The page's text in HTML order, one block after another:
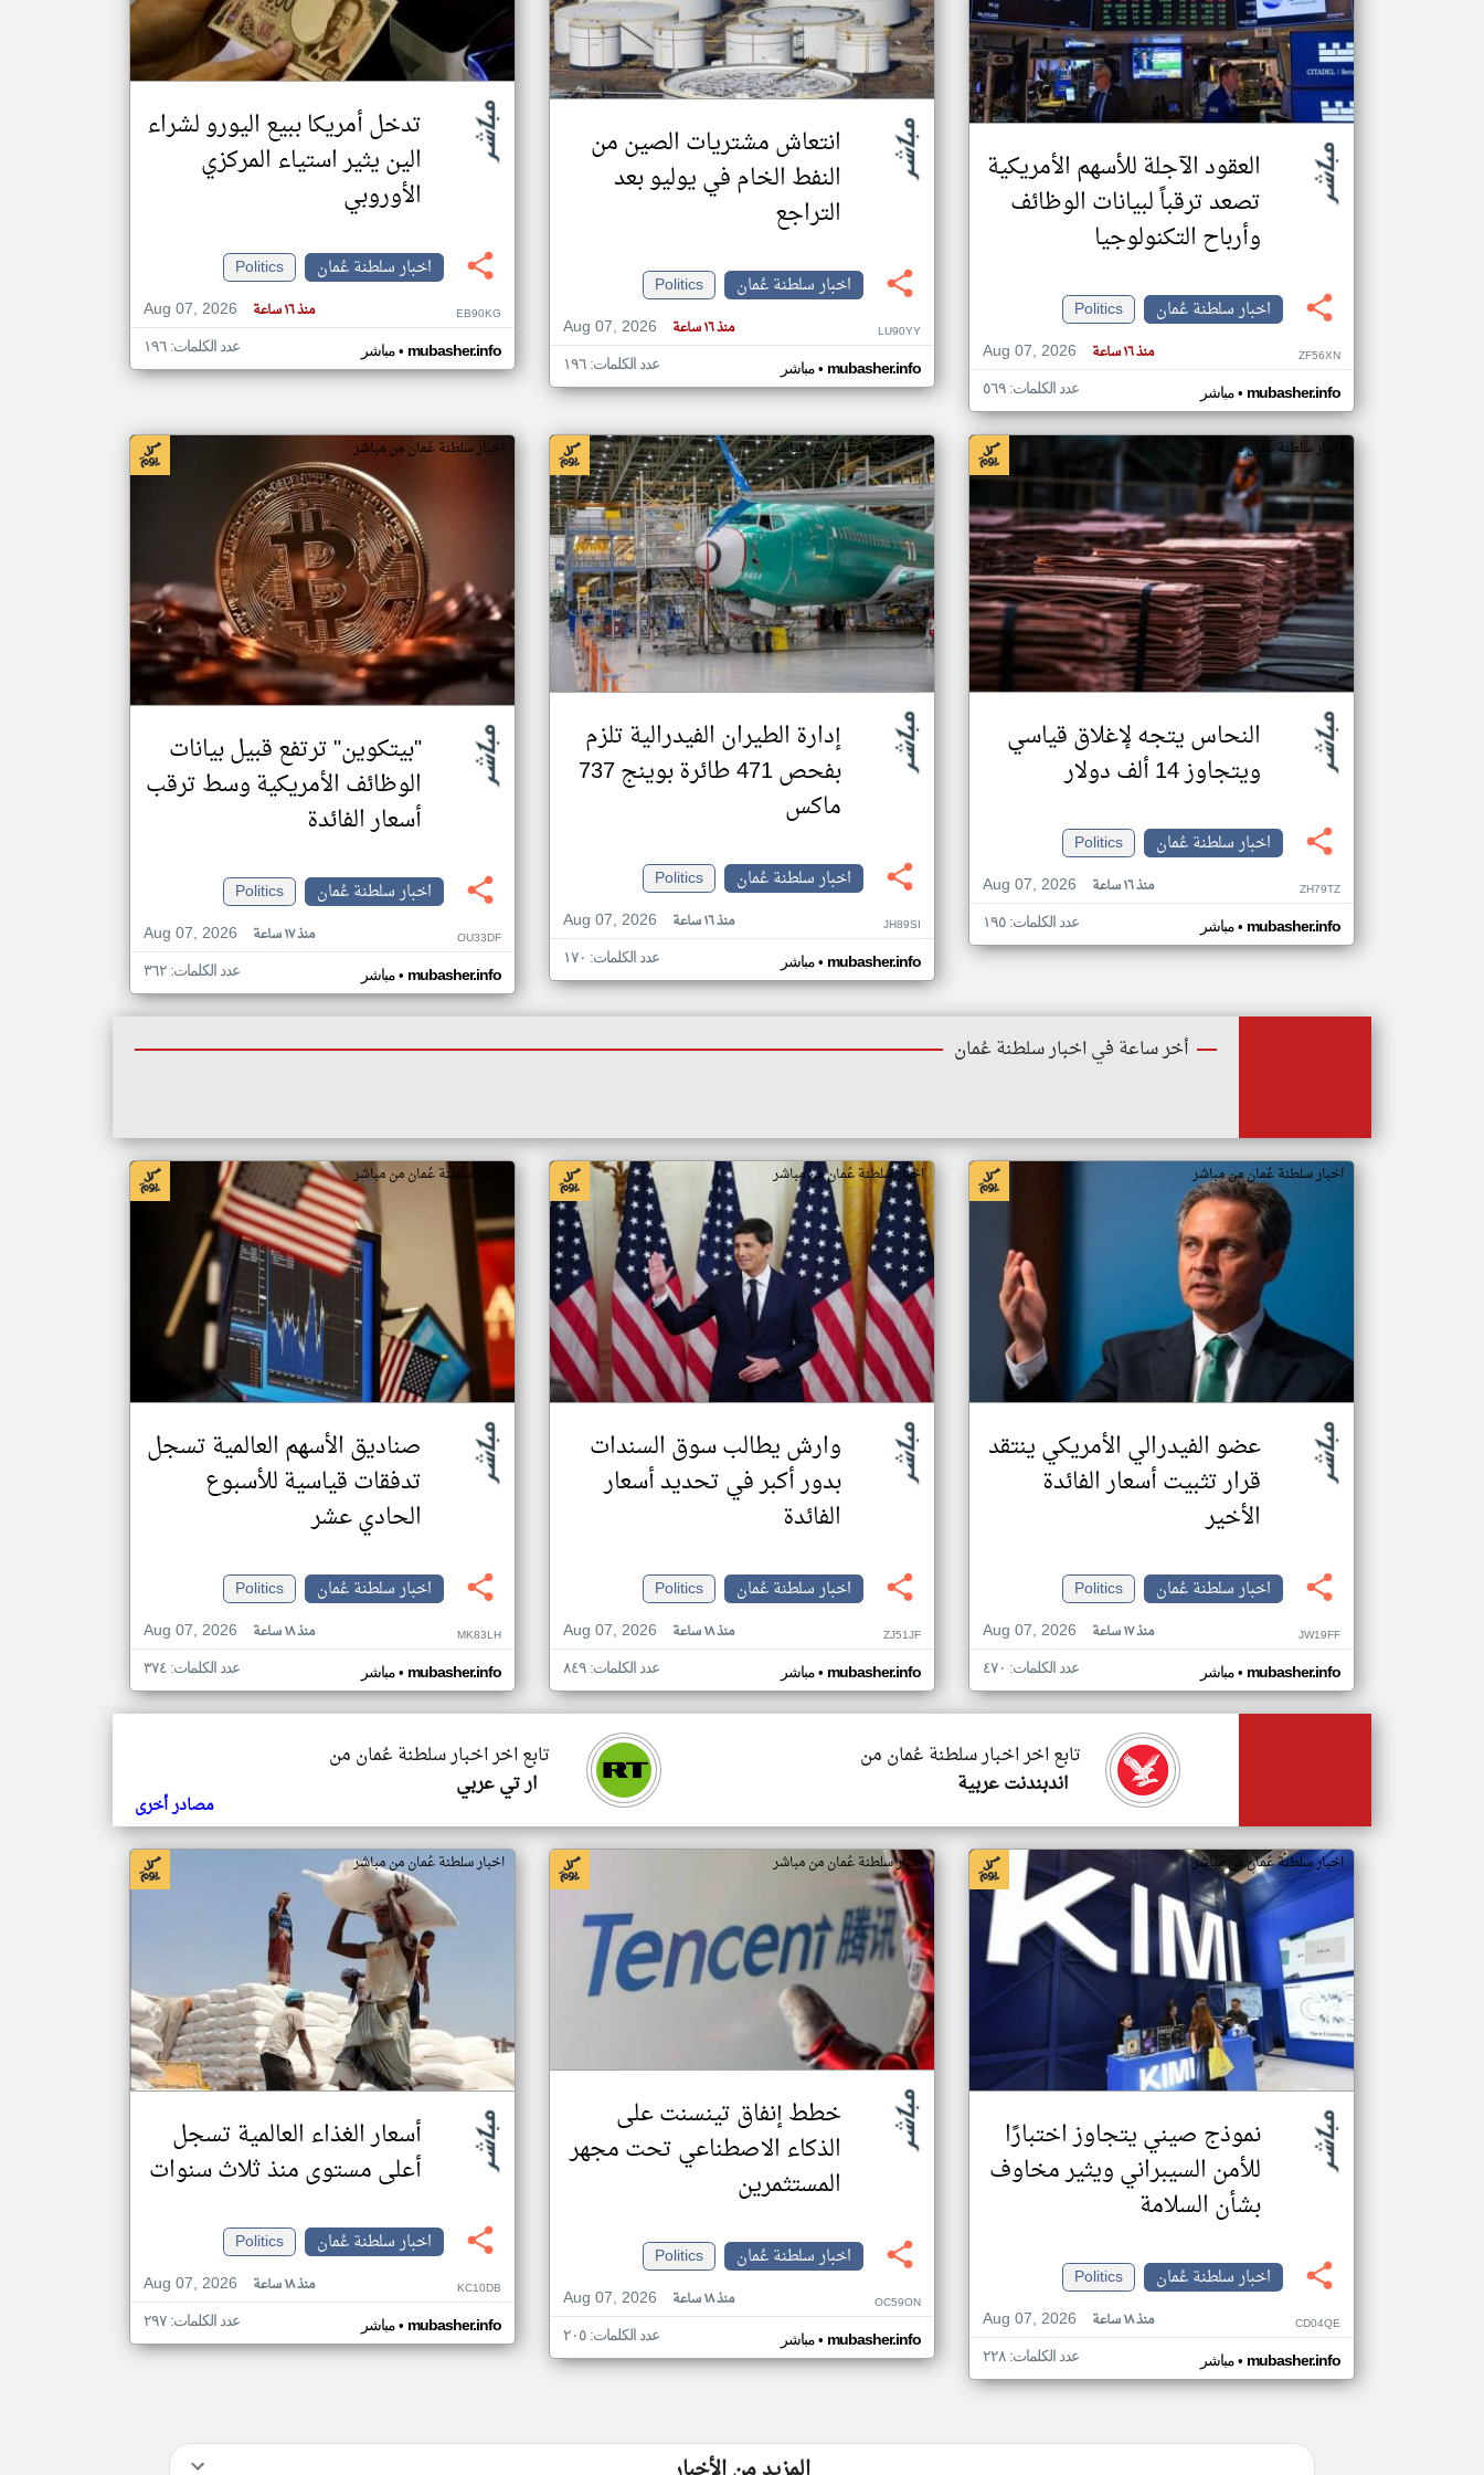
تغيير الدولة
مصادر الأخبار من سلطنة عُمان
اخبار سلطنة عُمان على مدار الساعة
أهم اخبار سلطنة عُمان العاجلة والمباشرة
العقود الآجلة للأسهم الأمريكية
تصعد ترقباً لبيانات الوظائف
وأرباح التكنولوجيا
اخبار سلطنة عُمان
Politics
Aug 07, 2026
منذ ١٦ ساعة ZF56XN
مباشر• mubasher.info عدد الكلمات: ٥٦٩
انتعاش مشتريات الصين من
النفط الخام في يوليو بعد
التراجع
اخبار سلطنة عُمان
Politics
Aug 07, 2026
منذ ١٦ ساعة LU90YY
مباشر• mubasher.info عدد الكلمات: ١٩٦
تدخل أمريكا ببيع اليورو لشراء
الين يثير استياء المركزي
الأوروبي
اخبار سلطنة عُمان
Politics
Aug 07, 2026
منذ ١٦ ساعة EB90KG
مباشر• mubasher.info عدد الكلمات: ١٩٦
اخبار سلطنة عُمان من مباشر
النحاس يتجه لإغلاق قياسي
ويتجاوز 14 ألف دولار
اخبار سلطنة عُمان
Politics
Aug 07, 2026
منذ ١٦ ساعة ZH79TZ
مباشر• mubasher.info عدد الكلمات: ١٩٥
اخبار سلطنة عُمان من مباشر
إدارة الطيران الفيدرالية تلزم
بفحص 471 طائرة بوينج 737
ماكس
اخبار سلطنة عُمان
Politics
Aug 07, 2026
منذ ١٦ ساعة JH89SI
مباشر• mubasher.info عدد الكلمات: ١٧٠
اخبار سلطنة عُمان من مباشر
"بيتكوين" ترتفع قبيل بيانات
الوظائف الأمريكية وسط ترقب
أسعار الفائدة
اخبار سلطنة عُمان
Politics
Aug 07, 2026
منذ ١٧ ساعة OU33DF
مباشر• mubasher.info عدد الكلمات: ٣٦٢
أخر ساعة في اخبار سلطنة عُمان
اخبار سلطنة عُمان من مباشر
عضو الفيدرالي الأمريكي ينتقد
قرار تثبيت أسعار الفائدة
الأخير
اخبار سلطنة عُمان
Politics
Aug 07, 2026
منذ ١٧ ساعة JW19FF
مباشر• mubasher.info عدد الكلمات: ٤٧٠
اخبار سلطنة عُمان من مباشر
وارش يطالب سوق السندات
بدور أكبر في تحديد أسعار
الفائدة
اخبار سلطنة عُمان
Politics
Aug 07, 2026
منذ ١٨ ساعة ZJ51JF
مباشر• mubasher.info عدد الكلمات: ٨٤٩
اخبار سلطنة عُمان من مباشر
صناديق الأسهم العالمية تسجل
تدفقات قياسية للأسبوع
الحادي عشر
اخبار سلطنة عُمان
Politics
Aug 07, 2026
منذ ١٨ ساعة MK83LH
مباشر• mubasher.info عدد الكلمات: ٣٧٤
تابع اخر اخبار سلطنة عُمان من
ار تي عربي
تابع اخر اخبار سلطنة عُمان من
اندبندنت عربية
مصادر أخرى
اخبار سلطنة عُمان من مباشر
نموذج صيني يتجاوز اختبارًا
للأمن السيبراني ويثير مخاوف
بشأن السلامة
اخبار سلطنة عُمان
Politics
Aug 07, 2026
منذ ١٨ ساعة CD04QE
مباشر• mubasher.info عدد الكلمات: ٢٢٨
اخبار سلطنة عُمان من مباشر
خطط إنفاق تينسنت على
الذكاء الاصطناعي تحت مجهر
المستثمرين
اخبار سلطنة عُمان
Politics
Aug 07, 2026
منذ ١٨ ساعة OC59ON
مباشر• mubasher.info عدد الكلمات: ٢٠٥
اخبار سلطنة عُمان من مباشر
أسعار الغذاء العالمية تسجل
أعلى مستوى منذ ثلاث سنوات
اخبار سلطنة عُمان
Politics
Aug 07, 2026
منذ ١٨ ساعة KC10DB
مباشر• mubasher.info عدد الكلمات: ٢٩٧
klyoum.com